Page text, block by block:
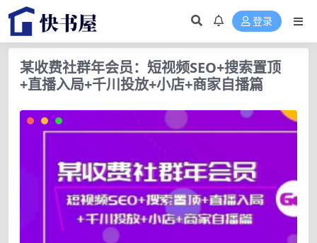
登录
某收费社群年会员：短视频SEO+搜索置顶
+直播入局+千川投放+小店+商家自播篇